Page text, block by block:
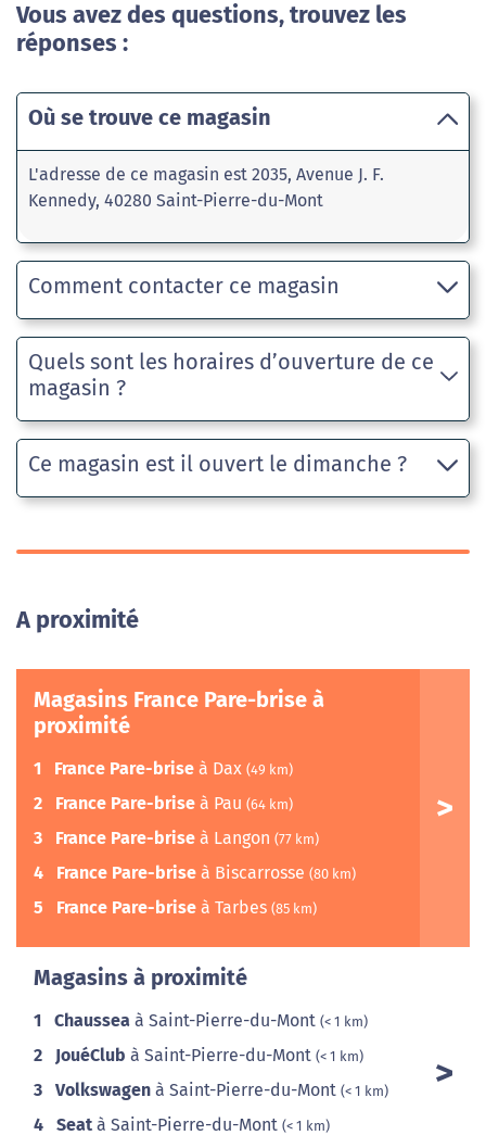
Vous avez des questions, trouvez les
réponses :
Où se trouve ce magasin
L'adresse de ce magasin est 2035, Avenue J. F.
Kennedy, 40280 Saint-Pierre-du-Mont
Comment contacter ce magasin
Quels sont les horaires d’ouverture de ce
magasin ?
Ce magasin est il ouvert le dimanche ?
A proximité
Magasins France Pare-brise à
proximité
1 France Pare-brise à Dax (49 km)
2 France Pare-brise à Pau (64 km)
3 France Pare-brise à Langon (77 km)
4 France Pare-brise à Biscarrosse (80 km)
5 France Pare-brise à Tarbes (85 km)
Magasins à proximité
1 Chaussea à Saint-Pierre-du-Mont (< 1 km)
2 JouéClub à Saint-Pierre-du-Mont (< 1 km)
3 Volkswagen à Saint-Pierre-du-Mont (< 1 km)
4 Seat à Saint-Pierre-du-Mont (< 1 km)